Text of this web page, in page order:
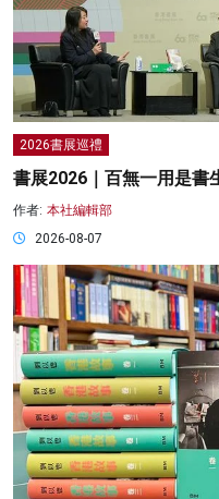
2026書展巡禮
書展2026｜百無一用是書
作者: 本社編輯部
2026-08-07